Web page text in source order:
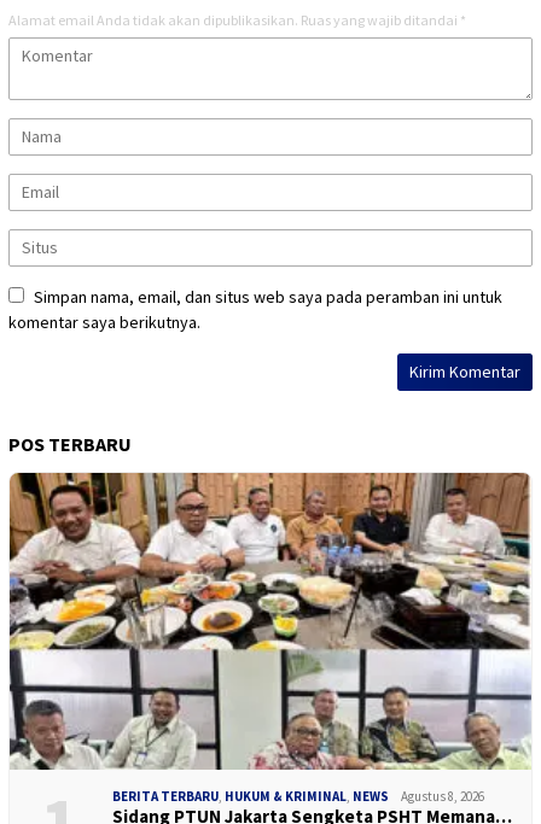
Alamat email Anda tidak akan dipublikasikan. Ruas yang wajib ditandai *
Simpan nama, email, dan situs web saya pada peramban ini untuk
komentar saya berikutnya.
POS TERBARU
BERITA TERBARU, HUKUM & KRIMINAL, NEWS Agustus 8, 2026
Sidang PTUN Jakarta Sengketa PSHT Memana…